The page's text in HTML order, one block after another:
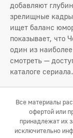
добавляют
зрелищные
ищет баланс
показывает, что
один из
смотреть —
каталоге сериала.
Все материалы
офертой или
принадлежат их
исключительно